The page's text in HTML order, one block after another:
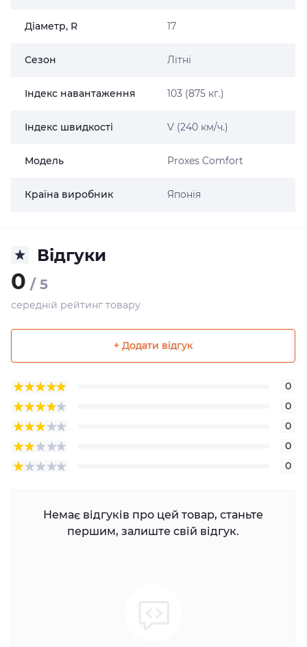
Діаметр, R 17
Сезон Літні
Індекс навантаження 103 (875 кг.)
Індекс швидкості V (240 км/ч.)
Модель Proxes Comfort
Країна виробник Японія
Відгуки
0 / 5
середній рейтинг товару
+ Додати відгук
0
0
0
0
0
Немає відгуків про цей товар, станьте
першим, залиште свій відгук.